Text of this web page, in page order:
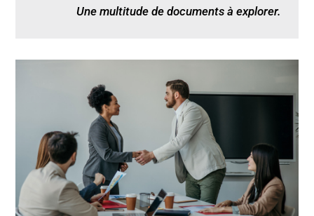
Une multitude de documents à explorer.